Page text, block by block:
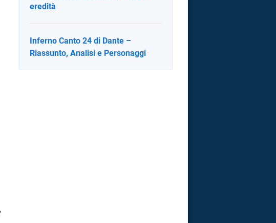
eredità
Inferno Canto 24 di Dante –
Riassunto, Analisi e Personaggi